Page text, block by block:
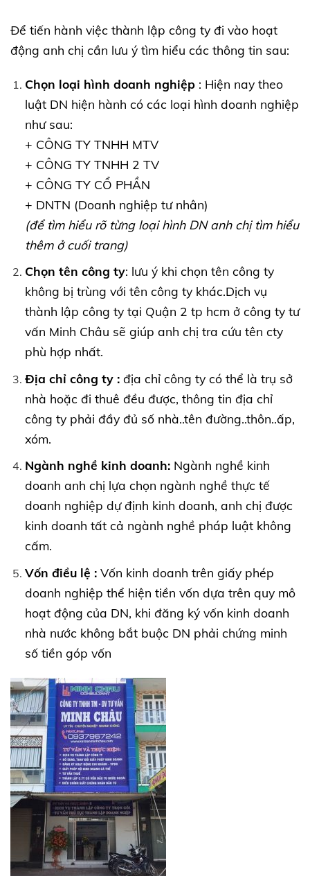
Để tiến hành việc thành lập công ty đi vào hoạt
động anh chị cần lưu ý tìm hiểu các thông tin sau:
Chọn loại hình doanh nghiệp: Hiện nay theo
luật DN hiện hành có các loại hình doanh nghiệp
như sau:
+ CÔNG TY TNHH MTV
+ CÔNG TY TNHH 2 TV
+ CÔNG TY CỔ PHẦN
+ DNTN (Doanh nghiệp tư nhân)
(để tìm hiểu rõ từng loại hình DN anh chị tìm hiểu
thêm ở cuối trang)
Chọn tên công ty: lưu ý khi chọn tên công ty
không bị trùng với tên công ty khác.Dịch vụ
thành lập công ty tại Quận 2 tp hcm ở công ty tư
vấn Minh Châu sẽ giúp anh chị tra cứu tên cty
phù hợp nhất.
Địa chỉ công ty :địa chỉ công ty có thể là trụ sở
nhà hoặc đi thuê đều được, thông tin địa chỉ
công ty phải đầy đủ số nhà..tên đường..thôn..ấp,
xóm.
Ngành nghề kinh doanh:Ngành nghề kinh
doanh anh chị lựa chọn ngành nghề thực tế
doanh nghiệp dự định kinh doanh, anh chị được
kinh doanh tất cả ngành nghề pháp luật không
cấm.
Vốn điều lệ :Vốn kinh doanh trên giấy phép
doanh nghiệp thể hiện tiền vốn dựa trên quy mô
hoạt động của DN, khi đăng ký vốn kinh doanh
nhà nước không bắt buộc DN phải chứng minh
số tiền góp vốn